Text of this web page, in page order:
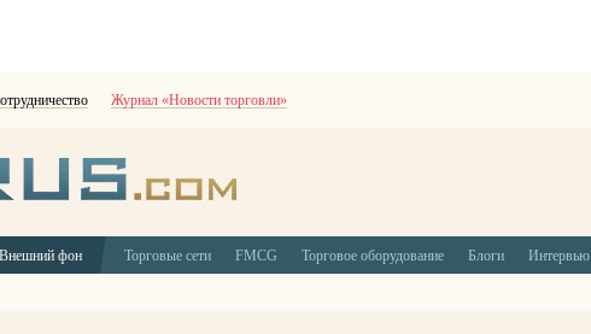
Журнал «Новости торговли»
Внешний фон Торговые сети FMCG Торговое оборудование Блоги Интервью